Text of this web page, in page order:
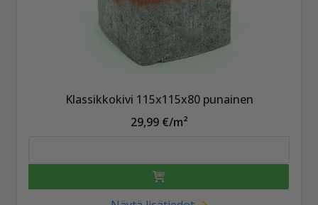
Klassikkokivi 115x115x80 punainen
29,99 €/m²